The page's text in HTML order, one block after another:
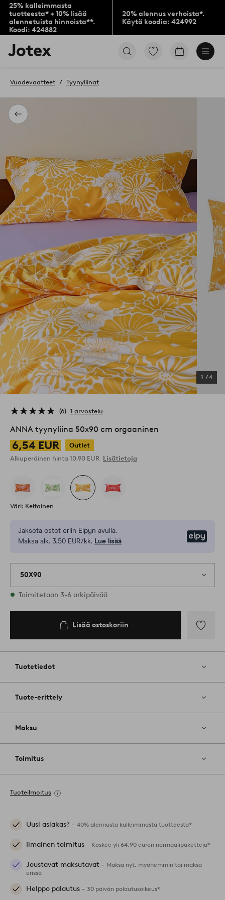
25% kalleimmasta
tuotteesta* + 10% lisää
alennetuista hinnoista**.
Koodi: 424882
20% alennus verhoista*.
Käytä koodia: 424992
Jotex-
logo
aloitussivulle
Siirry
Siirry
Takaisin
Vuodevaatteet Tyynyliinat
1 /4
6 1 arvostelu
ANNA tyynyliina 50x90 cm orgaaninen
6,54 EUR
Outlet
Alkuperäinen hinta 10,90 EUR Lisätietoja
Väri: Keltainen
Jaksota ostot eriin Elpyn avulla.
Maksa alk. 3,50 EUR/kk. Lue lisää
50X90
Varastossa
Toimitetaan 3-6 arkipäivää
Lisää ostoskoriin
Tuotetiedot
Tuote-erittely
Maksu
Toimitus
Tuoteilmoitus
Uusi asiakas? - 40% alennusta kalleimmasta tuotteesta*
Ilmainen toimitus - Koskee yli 64,90 euron normaalipaketteja*
Joustavat maksutavat - Maksa nyt, myöhemmin tai maksa
erissä
Helppo palautus - 30 päivän palautusoikeus*